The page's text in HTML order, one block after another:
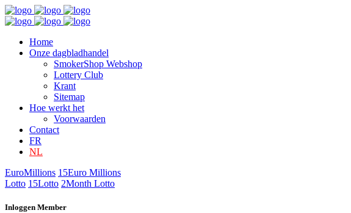
Home
Onze dagbladhandel
SmokerShop Webshop
Lottery Club
Krant
Sitemap
Hoe werkt het
Voorwaarden
Contact
FR
NL
EuroMillions 15Euro Millions
Lotto 15Lotto 2Month Lotto
Inloggen Member